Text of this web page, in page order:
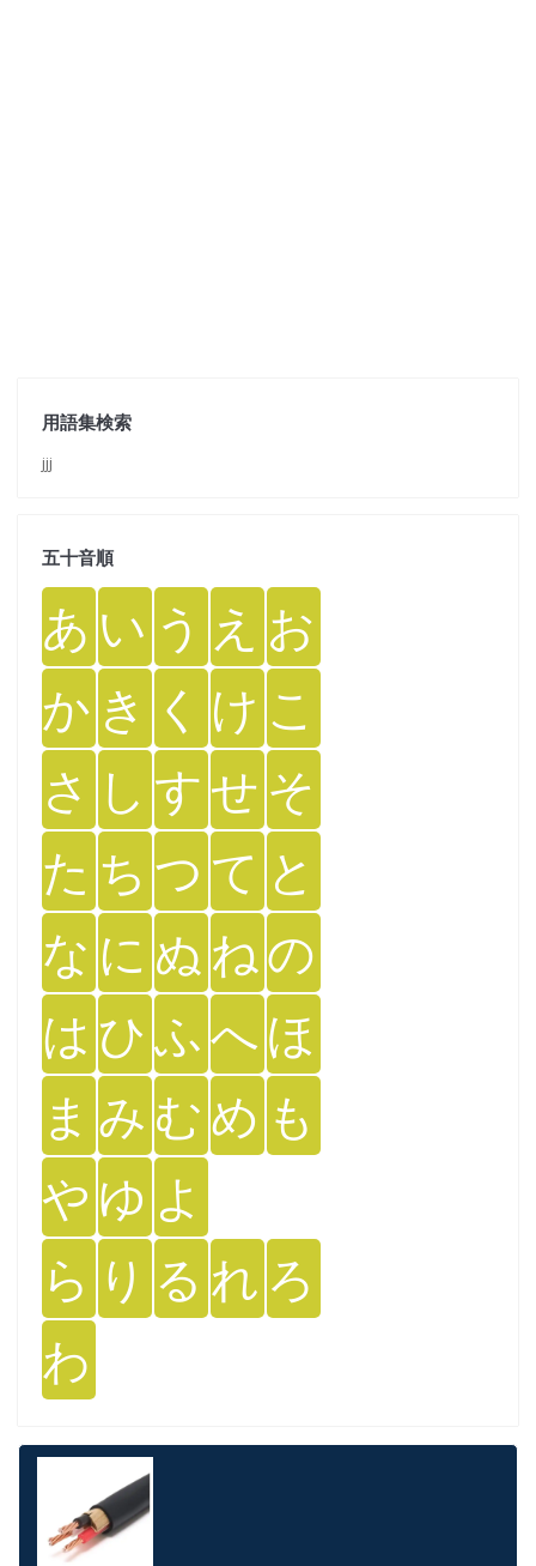
用語集検索
jjj
五十音順
あ い う え お
か き く け こ
さ し すせ そ
た ち つ て と
な に ぬ ねの
は ひふへほ
ま み むめ も
や ゆ よ
ら り る れ ろ
わ